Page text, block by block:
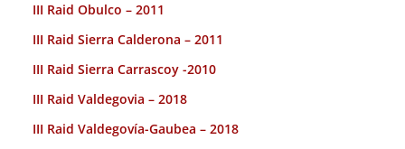
III Raid Obulco – 2011
III Raid Sierra Calderona – 2011
III Raid Sierra Carrascoy -2010
III Raid Valdegovia – 2018
III Raid Valdegovía-Gaubea – 2018